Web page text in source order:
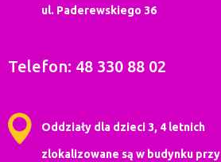
ul. Paderewskiego 36
Telefon: 48 330 88 02
Oddziały dla dzieci 3, 4 letnich
zlokalizowane są w budynku przy